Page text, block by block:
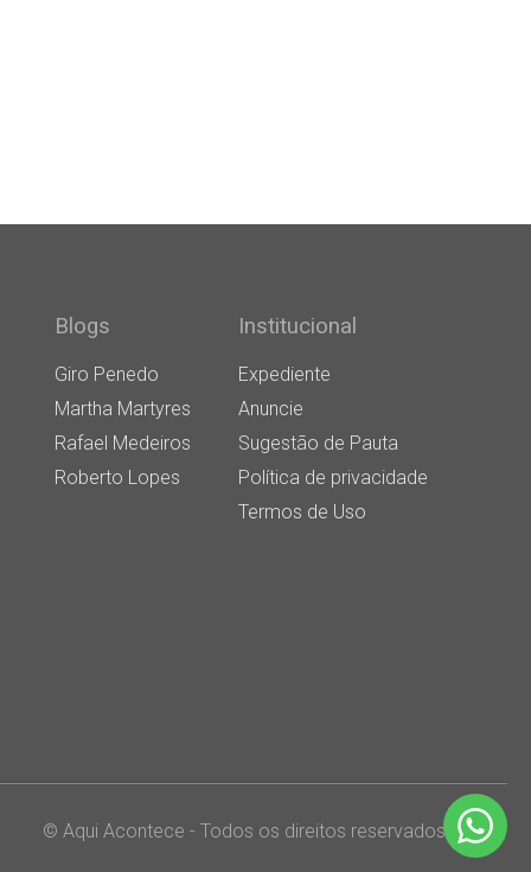
Blogs
Giro Penedo
Martha Martyres
Rafael Medeiros
Roberto Lopes
Institucional
Expediente
Anuncie
Sugestão de Pauta
Política de privacidade
Termos de Uso
© Aqui Acontece - Todos os direitos reservados